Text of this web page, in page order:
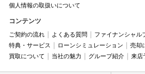
個人情報の取扱いについて
コンテンツ
ご契約の流れ よくある質問
ファイナンシャル
特典・サービス
ローンシミュレーション
売却
買取について
当社の魅力 グループ紹介 来店